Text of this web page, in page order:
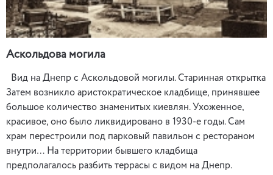
Аскольдова могила
Вид на Днепр с Аскольдовой могилы. Старинная открытка
Затем возникло аристократическое кладбище, принявшее
большое количество знаменитых киевлян. Ухоженное,
красивое, оно было ликвидировано в 1930-е годы. Сам
храм перестроили под парковый павильон с рестораном
внутри… На территории бывшего кладбища
предполагалось разбить террасы с видом на Днепр.